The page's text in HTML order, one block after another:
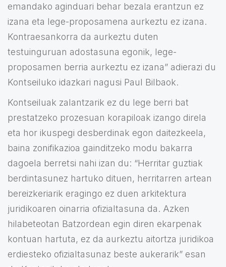
emandako aginduari behar bezala erantzun ez
izana eta lege-proposamena aurkeztu ez izana.
Kontraesankorra da aurkeztu duten
testuinguruan adostasuna egonik, lege-
proposamen berria aurkeztu ez izana” adierazi du
Kontseiluko idazkari nagusi Paul Bilbaok.
Kontseiluak zalantzarik ez du lege berri bat
prestatzeko prozesuan korapiloak izango direla
eta hor ikuspegi desberdinak egon daitezkeela,
baina zonifikazioa gainditzeko modu bakarra
dagoela berretsi nahi izan du: “Herritar guztiak
berdintasunez hartuko dituen, herritarren artean
bereizkeriarik eragingo ez duen arkitektura
juridikoaren oinarria ofizialtasuna da. Azken
hilabeteotan Batzordean egin diren ekarpenak
kontuan hartuta, ez da aurkeztu aitortza juridikoa
erdiesteko ofizialtasunaz beste aukerarik” esan